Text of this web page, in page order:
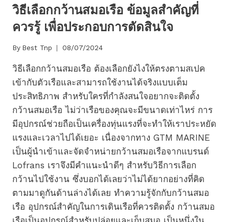
วิธีเลือกกว้านสมอเรือ ข้อมูลสำคัญที่
ควรรู้ เพื่อประกอบการตัดสินใจ
By Best Tnp 08/07/2024
วิธีเลือกกว้านสมอเรือ ต้องเลือกยังไงให้ตรงตามสเปค
เข้ากับตัวเรือและสามารถใช้งานได้จริงแบบเต็ม
ประสิทธิภาพ สำหรับใครที่กำลังสนใจอยากจะติดตั้ง
กว้านสมอเรือ ไม่ว่าเรือของคุณจะมีขนาดเท่าไหร่ การ
มีอุปกรณ์ช่วยถือเป็นเครื่องทุ่นแรงที่จะทำให้เราประหยัด
แรงและเวลาไปได้เยอะ เนื่องจากทาง GTM MARINE
เป็นผู้นำเข้าและจัดจำหน่ายกว้านสมอเรือจากแบรนด์
Lofrans เราจึงมีคำแนะนำดีๆ สำหรับวิธีการเลือก
กว้านไปใช้งาน ซึ่งบอกได้เลยว่าไม่ได้ยากอย่างที่คิด
ตามมาดูกันด้านล่างได้เลย ทำความรู้จักกับกว้านสมอ
เรือ อุปกรณ์สำคัญในการเดินเรือที่ควรติดตั้ง กว้านสมอ